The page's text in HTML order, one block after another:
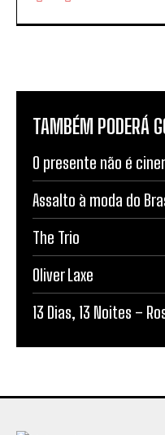
TAMBÉM PODERÁ
O presente não é
Assalto à moda do
The Trio
Oliver Laxe
13 Dias, 13 Noites –